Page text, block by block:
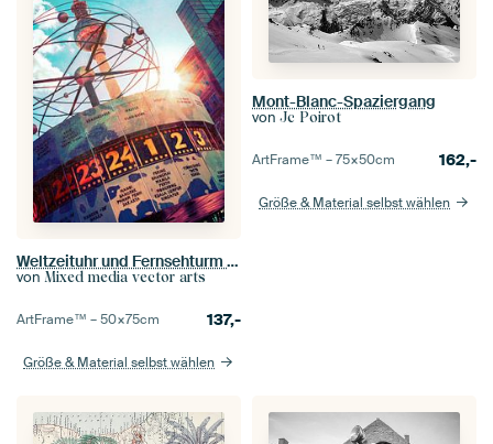
Weltzeituhr und Fernsehturm Berlin im Sommer
von Mixed media vector arts
ArtFrame™ –50×75cm 137,-
Größe & Material selbst wählen
Mont-Blanc-Spaziergang
von Jc Poirot
ArtFrame™ –75×50cm 162,-
Größe & Material selbst wählen